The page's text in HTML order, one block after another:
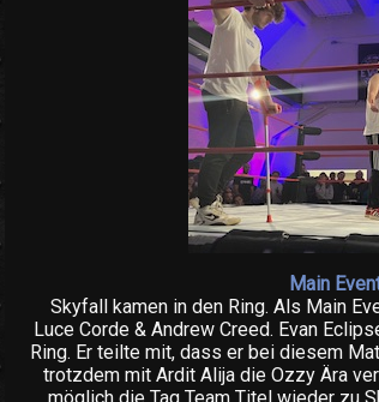
Main
Skyfall kamen in den Ring. Als Main
Luce Corde & Andrew Creed. Evan
Ring. Er teilte mit, dass er bei diesem
trotzdem mit Ardit Alija die Ozzy Ära